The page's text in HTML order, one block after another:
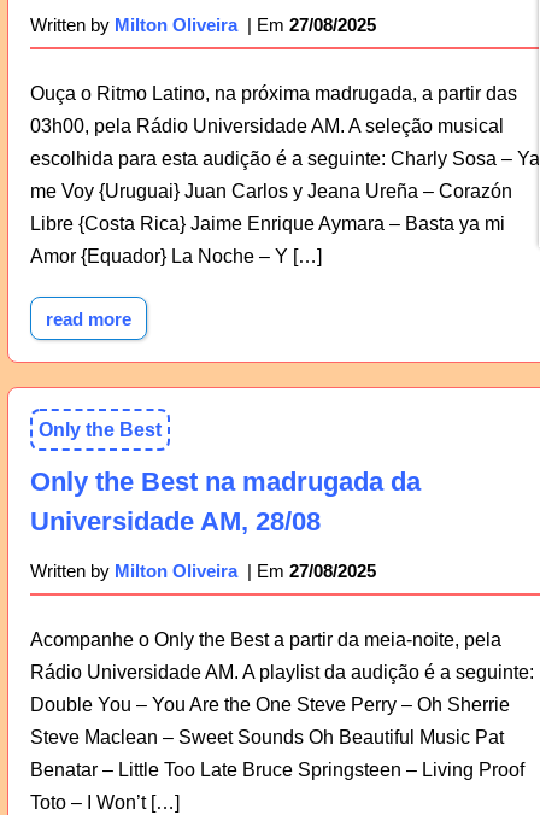
Written by Milton Oliveira 27/08/2025
Ouça o Ritmo Latino, na próxima madrugada, a partir das
03h00, pela Rádio Universidade AM. A seleção musical
escolhida para esta audição é a seguinte: Charly Sosa – Ya
me Voy {Uruguai} Juan Carlos y Jeana Ureña – Corazón
Libre {Costa Rica} Jaime Enrique Aymara – Basta ya mi
Amor {Equador} La Noche – Y […]
read more
Only the Best
Only the Best na madrugada da
Universidade AM, 28/08
Written by Milton Oliveira 27/08/2025
Acompanhe o Only the Best a partir da meia-noite, pela
Rádio Universidade AM. A playlist da audição é a seguinte:
Double You – You Are the One Steve Perry – Oh Sherrie
Steve Maclean – Sweet Sounds Oh Beautiful Music Pat
Benatar – Little Too Late Bruce Springsteen – Living Proof
Toto – I Won’t […]